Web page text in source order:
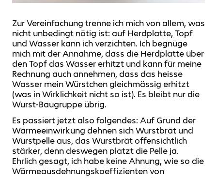
Zur Vereinfachung trenne ich mich von allem, was
nicht unbedingt nötig ist: auf Herdplatte, Topf
und Wasser kann ich verzichten. Ich begnüge
mich mit der Annahme, dass die Herdplatte über
den Topf das Wasser erhitzt und kann für meine
Rechnung auch annehmen, dass das heisse
Wasser mein Würstchen gleichmässig erhitzt
(was in Wirklichkeit nicht so ist). Es bleibt nur die
Wurst-Baugruppe übrig.
Es passiert jetzt also folgendes: Auf Grund der
Wärmeeinwirkung dehnen sich Wurstbrät und
Wurstpelle aus, das Wurstbrät offensichtlich
stärker, denn deswegen platzt die Pelle ja.
Ehrlich gesagt, ich habe keine Ahnung, wie so die
Wärmeausdehnungskoeffizienten von